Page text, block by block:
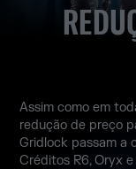
Assim como em
redução de preço
Gridlock passam a
Créditos R6, Oryx